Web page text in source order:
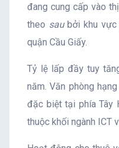
đang cung cấp vào
theo saubởi khu vực
quận Cầu Giấy.
Tỷ lệ lấp đầy tuy
năm. Văn phòng
đặc biệt tại phía Tây
thuộc khối ngành ICT